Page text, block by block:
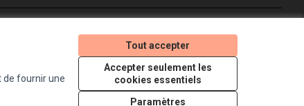
de fournir une
Tout accepter
Accepter seulement les
cookies essentiels
Paramètres
(Lien externe)
(Lien externe)
(Lien externe)
Licence Creative
(Lien externe)